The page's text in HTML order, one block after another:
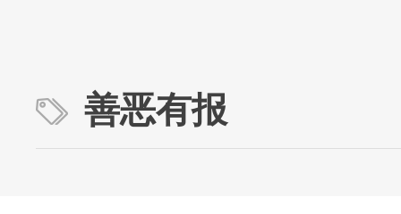
善恶有报